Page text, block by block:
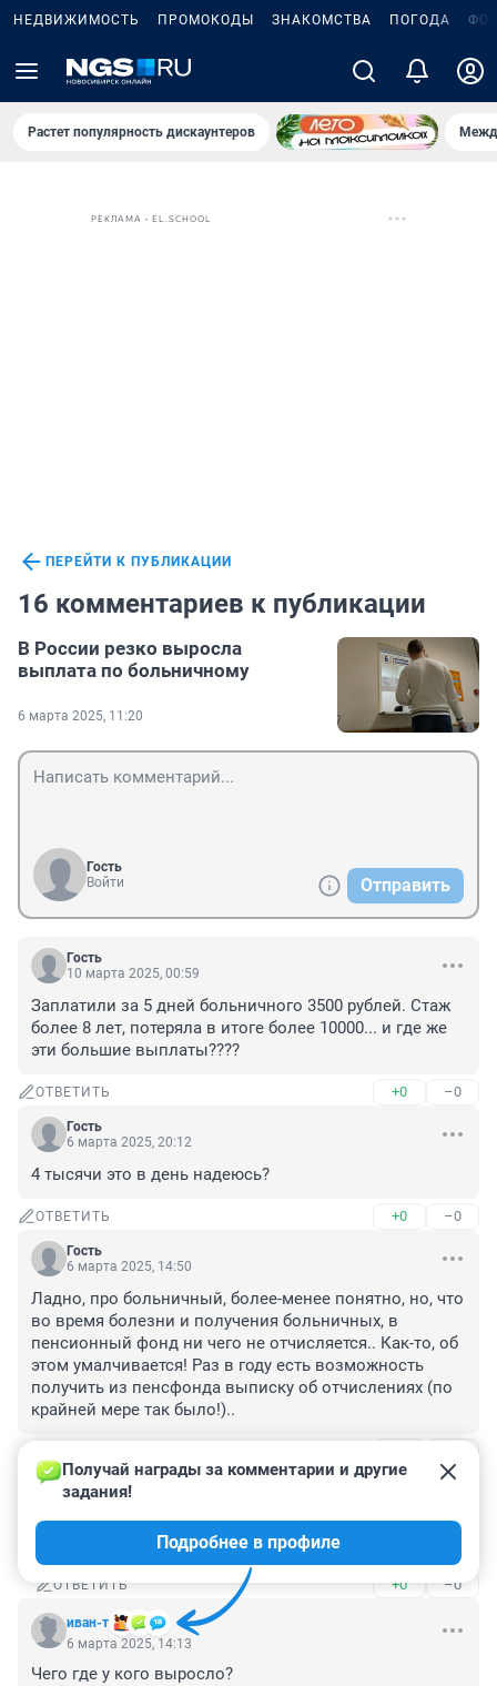
НЕДВИЖИМОСТЬ ПРОМОКОДЫ ЗНАКОМСТВА ПОГОДА
Растет популярность дискаунтеров
РЕКЛАМА • EL.SCHOOL
ПЕРЕЙТИ К ПУБЛИКАЦИИ
16 комментариев к публикации
В России резко выросла
выплата по больничному
6 марта 2025, 11:20
Гость
Войти
Отправить
Гость
10 марта 2025, 00:59
Заплатили за 5 дней больничного 3500 рублей. Стаж
более 8 лет, потеряла в итоге более 10000... и где же
эти большие выплаты????
ОТВЕТИТЬ +0 –0
Гость
6 марта 2025, 20:12
4 тысячи это в день надеюсь?
ОТВЕТИТЬ +0 –0
Гость
6 марта 2025, 14:50
Ладно, про больничный, более-менее понятно, но, что
во время болезни и получения больничных, в
пенсионный фонд ни чего не отчисляется.. Как-то, об
этом умалчивается! Раз в году есть возможность
получить из пенсфонда выписку об отчислениях (по
крайней мере так было!)..
Гость
А зачем он тебе нужен?
ОТВЕТИТЬ +0 –0
иван-т
Получай награды за комментарии и другие
задания!
Подробнее в профиле
6 марта 2025, 14:13
Чего где у кого выросло?